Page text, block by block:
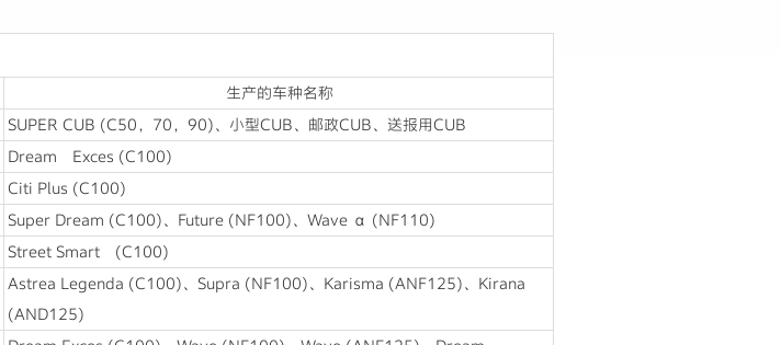
生产的车种名称
SUPER CUB (C50，70，90)、小型CUB、邮政CUB、送报用CUB
Dream Exces (C100)
Citi Plus (C100)
Super Dream (C100)、Future (NF100)、Wave α (NF110)
Street Smart (C100)
Astrea Legenda (C100)、Supra (NF100)、Karisma (ANF125)、Kirana
(AND125)